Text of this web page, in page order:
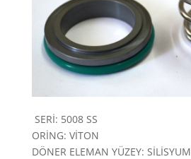
SERİ: 5008 SS
ORİNG: VİTON
DÖNER ELEMAN YÜZEY: SİLİSYUM